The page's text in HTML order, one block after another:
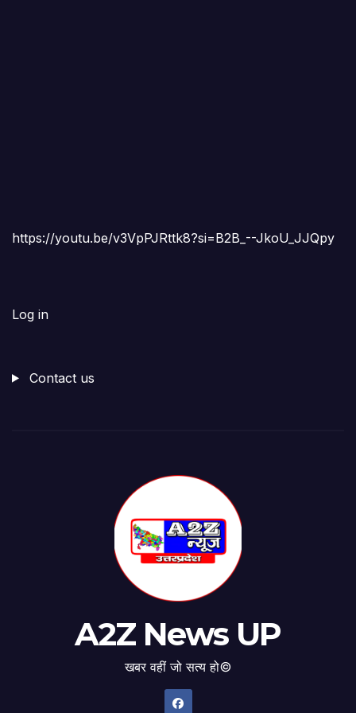
https://youtu.be/v3VpPJRttk8?si=B2B_--JkoU_JJQpy
Log in
Contact us
A2Z News UP
खबर वहीं जो सत्य हो©